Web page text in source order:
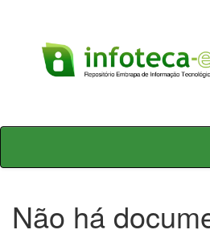
Skip
Não há